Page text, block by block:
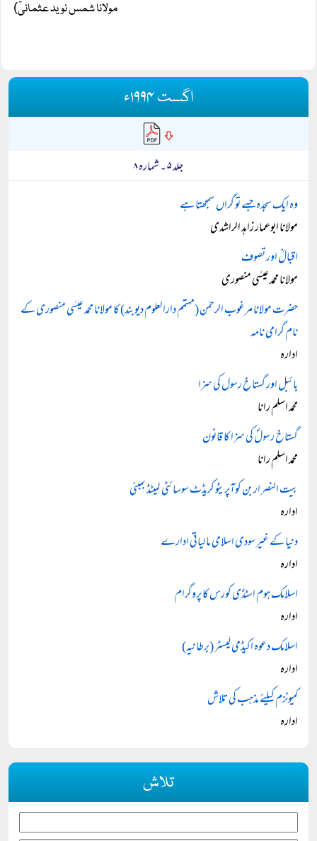
مولانا شمس نوید عثمانیؒ)
اگست ۱۹۹۴ء
جلد ۵ ۔ شمارہ ۸
وہ ایک سجدہ جسے تو گراں سمجھتا ہے
مولانا ابوعمار زاہد الراشدی
اقبالؒ اور تصوف
مولانا محمد عیسٰی منصوری
حضرت مولانا مرغوب الرحمٰن (مہتمم دارالعلوم دیوبند) کا مولانا محمد عیسٰی منصوری کے
نام گرامی نامہ
ادارہ
بائبل اور گستاخِ رسول کی سزا
محمد اسلم رانا
گستاخِ رسولؐ کی سزا کا قانون
محمد اسلم رانا
بیت النصر اربن کوآپریٹو کریڈٹ سوسائٹی لمیٹڈ بمبئی
ادارہ
دنیا کے غیر سودی اسلامی مالیاتی ادارے
ادارہ
اسلامک ہوم اسٹڈی کورس کا پروگرام
ادارہ
اسلامک دعوہ اکیڈمی لیسٹر (برطانیہ)
ادارہ
کمیونزم کیلئے مذہب کی تلاش
ادارہ
تلاش